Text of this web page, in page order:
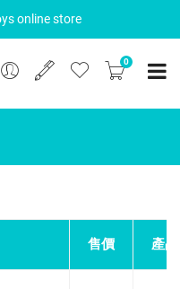
online store
0
售價 產